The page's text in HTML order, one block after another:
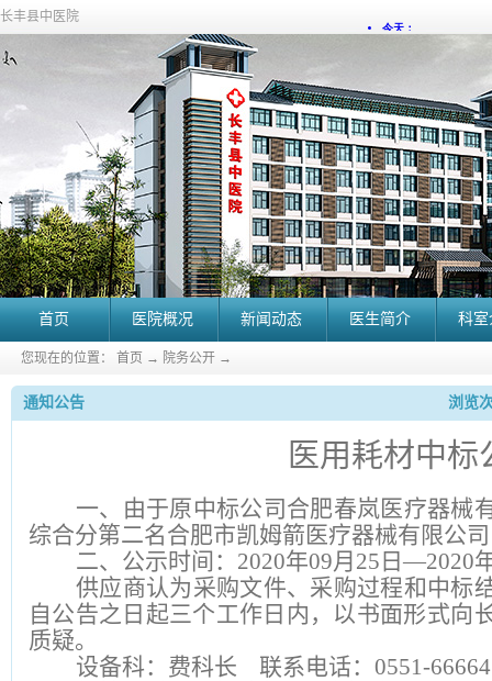
长丰县中医院
首页 医院概况 新闻动态 医生简介 科
您现在的位置： 首页 → 院务公开 →
通知公告 浏览
医用耗材中标
一、由于原中标公司合肥春岚医疗器械
综合分第二名合肥市凯姆箭医疗器械有限公
二、公示时间： 2020年09月25日—2020
供应商认为采购文件、采购过程和中标
自公告之日起三个工作日内，以书面形式向
质疑。
设备科：费科长 联系电话：0551-